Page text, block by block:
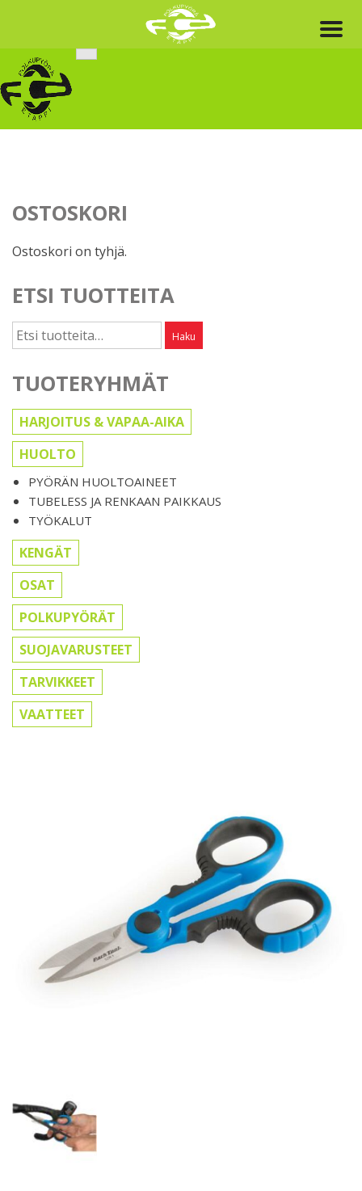
content
OSTOSKORI
Ostoskori on tyhjä.
ETSI TUOTTEITA
Etsi: Haku
TUOTERYHMÄT
HARJOITUS & VAPAA-AIKA
HUOLTO
PYÖRÄN HUOLTOAINEET
TUBELESS JA RENKAAN PAIKKAUS
TYÖKALUT
KENGÄT
OSAT
POLKUPYÖRÄT
SUOJAVARUSTEET
TARVIKKEET
VAATTEET